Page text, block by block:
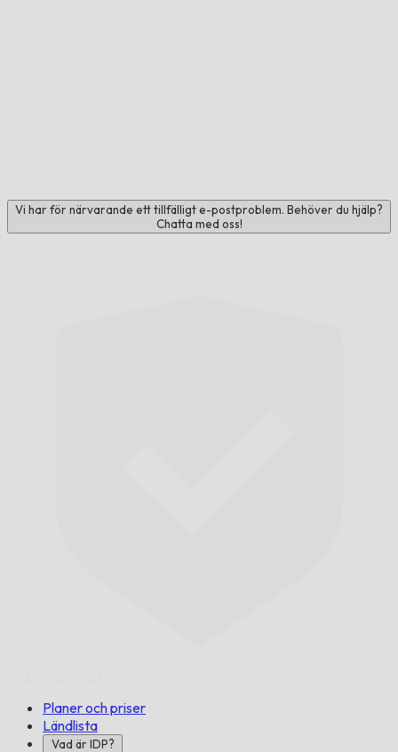
Vi har för närvarande ett tillfälligt e-postproblem. Behöver du hjälp?
Chatta med oss!
Planer och priser
Ländlista
Vad är IDP?